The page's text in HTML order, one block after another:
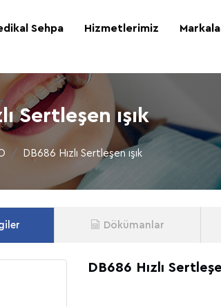
Sehpa Hizmetlerimiz
Sertleşen ışık
DB686 Hızlı Sertleşen ışık
Dökümanlar
DB686 Hızlı